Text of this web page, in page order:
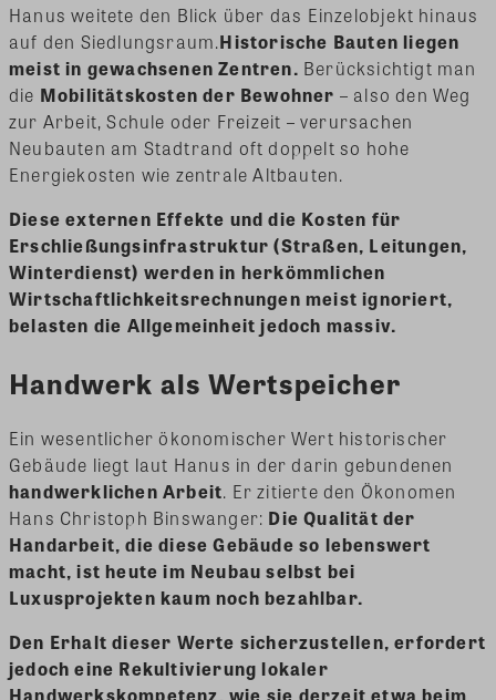
Hanus weitete den Blick über das Einzelobjekt hinaus
auf den Siedlungsraum.Historische Bauten liegen
meist in gewachsenen Zentren. Berücksichtigt man
die Mobilitätskosten der Bewohner – also den Weg
zur Arbeit, Schule oder Freizeit – verursachen
Neubauten am Stadtrand oft doppelt so hohe
Energiekosten wie zentrale Altbauten.
Diese externen Effekte und die Kosten für
Erschließungsinfrastruktur (Straßen, Leitungen,
Winterdienst) werden in herkömmlichen
Wirtschaftlichkeitsrechnungen meist ignoriert,
belasten die Allgemeinheit jedoch massiv.
Handwerk als Wertspeicher
Ein wesentlicher ökonomischer Wert historischer
Gebäude liegt laut Hanus in der darin gebundenen
handwerklichen Arbeit. Er zitierte den Ökonomen
Hans Christoph Binswanger: Die Qualität der
Handarbeit, die diese Gebäude so lebenswert
macht, ist heute im Neubau selbst bei
Luxusprojekten kaum noch bezahlbar.
Den Erhalt dieser Werte sicherzustellen, erfordert
jedoch eine Rekultivierung lokaler